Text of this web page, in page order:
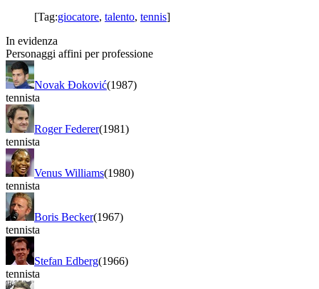
[Tag:giocatore, talento, tennis]
In evidenza
Personaggi affini per professione
Novak Đoković(1987)
tennista
Roger Federer(1981)
tennista
Venus Williams(1980)
tennista
Boris Becker(1967)
tennista
Stefan Edberg(1966)
tennista